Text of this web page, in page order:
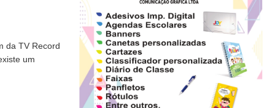
da TV Record
um